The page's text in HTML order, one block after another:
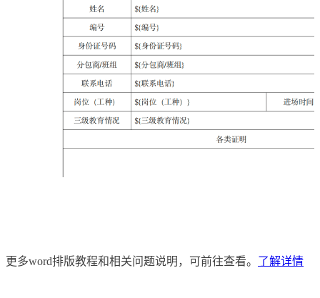
更多word排版教程和相关问题说明，可前往查看。 了解详情